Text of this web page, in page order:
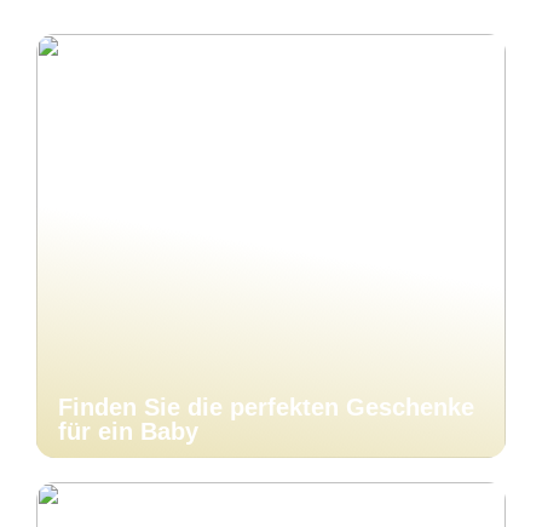
Finden Sie die perfekten Geschenke
für ein Baby